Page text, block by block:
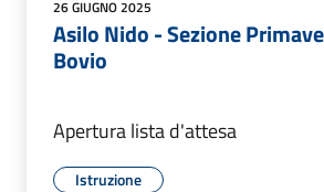
26 GIUGNO 2025
Asilo Nido - Sezione
Bovio
Apertura lista d'attesa
Istruzione